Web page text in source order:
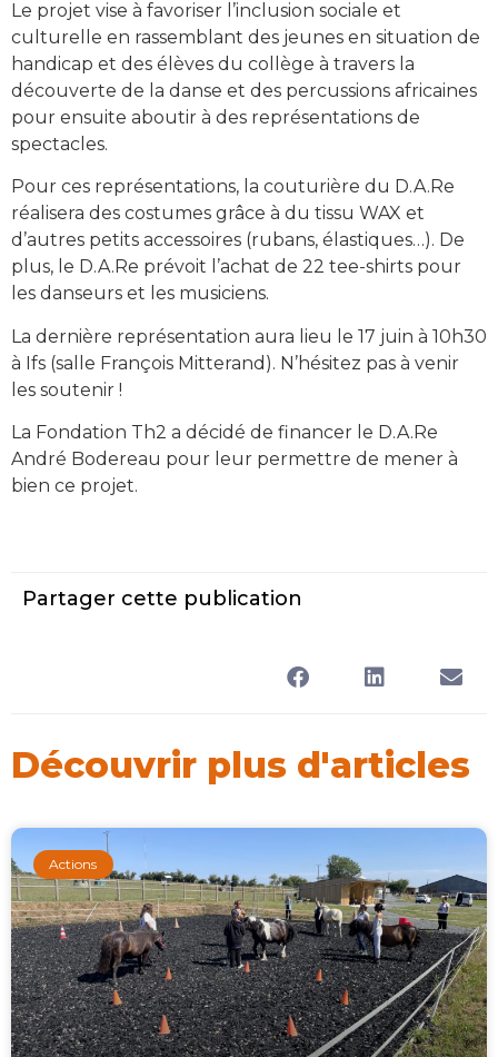
Le projet vise à favoriser l’inclusion sociale et
culturelle en rassemblant des jeunes en situation de
handicap et des élèves du collège à travers la
découverte de la danse et des percussions africaines
pour ensuite aboutir à des représentations de
spectacles.
Pour ces représentations, la couturière du D.A.Re
réalisera des costumes grâce à du tissu WAX et
d’autres petits accessoires (rubans, élastiques…). De
plus, le D.A.Re prévoit l’achat de 22 tee-shirts pour
les danseurs et les musiciens.
La dernière représentation aura lieu le 17 juin à 10h30
à Ifs (salle François Mitterand). N’hésitez pas à venir
les soutenir !
La Fondation Th2 a décidé de financer le D.A.Re
André Bodereau pour leur permettre de mener à
bien ce projet.
Partager cette publication
Découvrir plus d'articles
Actions